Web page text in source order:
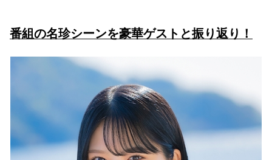
番組の名珍シーンを豪華ゲストと振り返り！